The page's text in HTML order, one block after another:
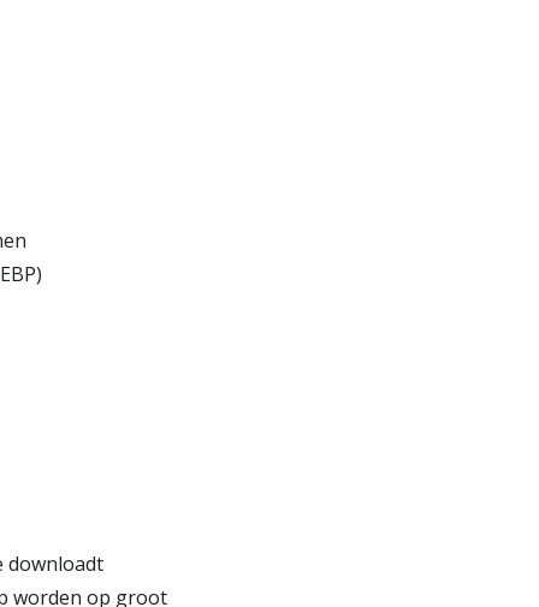
downloadt
worden op groot